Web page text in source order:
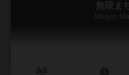
無限ま
Mugen